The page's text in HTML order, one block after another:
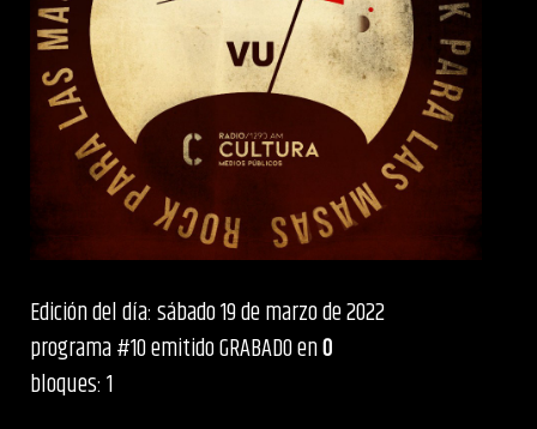
Edición del día: sábado 19 de marzo de 2022
programa #10 emitido GRABADO en0
bloques: 1